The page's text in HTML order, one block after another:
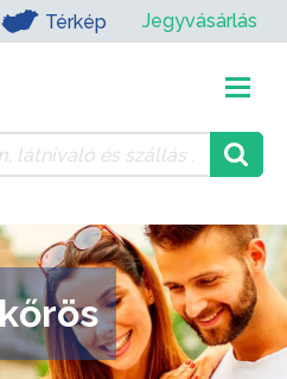
Térkép Jegyvásárlás